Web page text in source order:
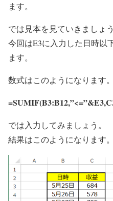
ます。
では見本を見ていきましょう
今回はE3に入力した日時以
ます。
数式はこのようになります。
では入力してみましょう。
結果はこのようになります。